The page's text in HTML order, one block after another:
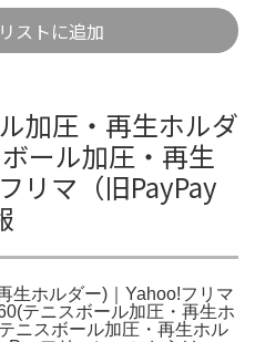
ストに追加
加圧・再生ホルダ
ール加圧・再生
リマ（旧PayPay
生ホルダー)｜Yahoo!フリマ
テニスボール加圧・再生ホ
ニスボール加圧・再生ホル